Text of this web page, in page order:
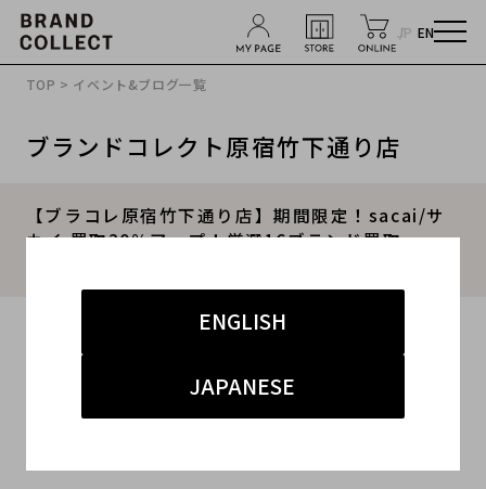
JP EN
ENGLISH
JAPANESE
TOP > イベント&ブログ一覧
ブランドコレクト原宿竹下通り店
【ブラコレ原宿竹下通り店】期間限定！sacai/サ
カイ 買取30％アップ！厳選16ブランド買取
#竹下 ドメスティック